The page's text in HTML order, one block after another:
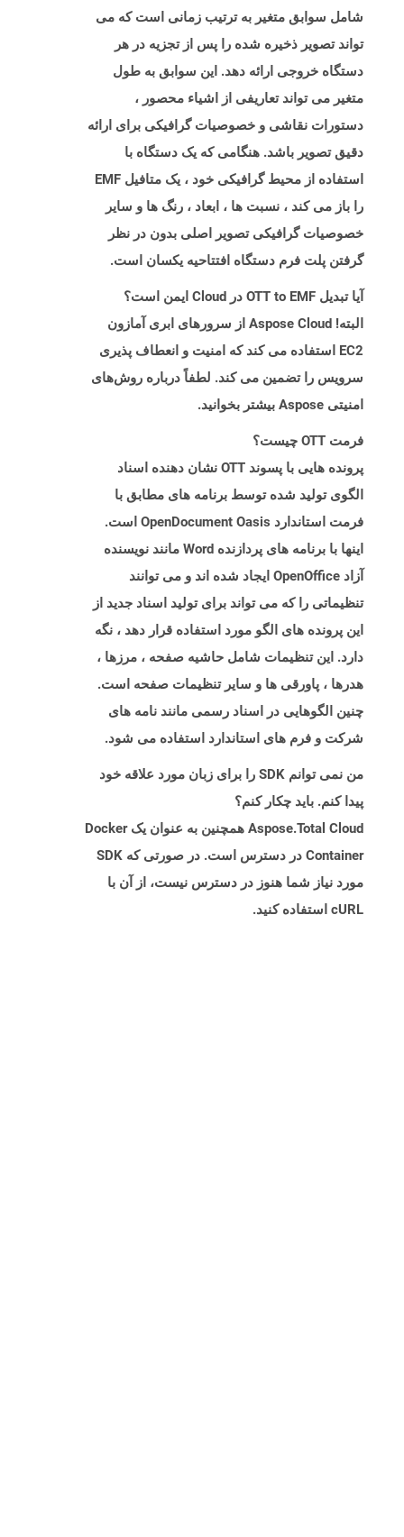
شامل سوابق متغیر به ترتیب زمانی است که می
تواند تصویر ذخیره شده را پس از تجزیه در هر
دستگاه خروجی ارائه دهد. این سوابق به طول
متغیر می تواند تعاریفی از اشیاء محصور ،
دستورات نقاشی و خصوصیات گرافیکی برای ارائه
دقیق تصویر باشد. هنگامی که یک دستگاه با
استفاده از محیط گرافیکی خود ، یک متافیل EMF
را باز می کند ، نسبت ها ، ابعاد ، رنگ ها و سایر
خصوصیات گرافیکی تصویر اصلی بدون در نظر
گرفتن پلت فرم دستگاه افتتاحیه یکسان است.
آیا تبدیل OTT to EMF در Cloud ایمن است؟
البته! Aspose Cloud از سرورهای ابری آمازون
EC2 استفاده می کند که امنیت و انعطاف پذیری
سرویس را تضمین می کند. لطفاً درباره روش‌های
امنیتی Aspose بیشتر بخوانید.
فرمت OTT چیست؟
پرونده هایی با پسوند OTT نشان دهنده اسناد
الگوی تولید شده توسط برنامه های مطابق با
فرمت استاندارد OpenDocument Oasis است.
اینها با برنامه های پردازنده Word مانند نویسنده
آزاد OpenOffice ایجاد شده اند و می توانند
تنظیماتی را که می تواند برای تولید اسناد جدید از
این پرونده های الگو مورد استفاده قرار دهد ، نگه
دارد. این تنظیمات شامل حاشیه صفحه ، مرزها ،
هدرها ، پاورقی ها و سایر تنظیمات صفحه است.
چنین الگوهایی در اسناد رسمی مانند نامه های
شرکت و فرم های استاندارد استفاده می شود.
من نمی توانم SDK را برای زبان مورد علاقه خود
پیدا کنم. باید چکار کنم؟
Aspose.Total Cloud همچنین به عنوان یک Docker
Container در دسترس است. در صورتی که SDK
مورد نیاز شما هنوز در دسترس نیست، از آن با
cURL استفاده کنید.